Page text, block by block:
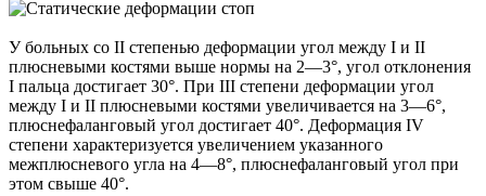
У больных со II степенью деформации угол между I и II
плюсневыми костями выше нормы на 2—3°, угол отклонения
I пальца достигает 30°. При III степени деформации угол
между I и II плюсневыми костями увеличивается на 3—6°,
плюснефаланговый угол достигает 40°. Деформация IV
степени характеризуется увеличением указанного
межплюсневого угла на 4—8°, плюснефаланговый угол при
этом свыше 40°.